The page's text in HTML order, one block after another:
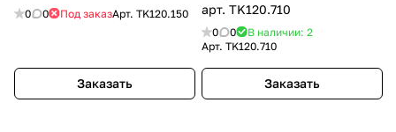
0 0 Под заказАрт. TK120.150
Заказать
арт. TK120.710
0 0
В наличии: 2
Арт. TK120.710
Заказать